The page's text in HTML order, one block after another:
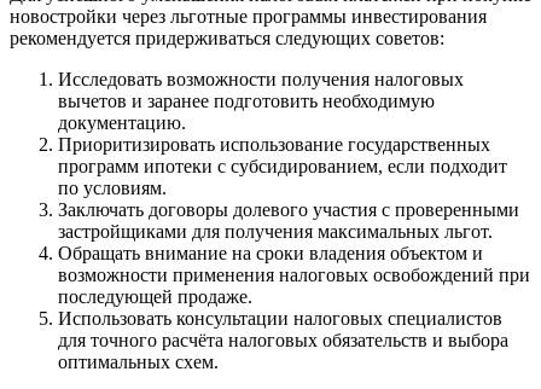
новостройки через льготные программы инвестирования
рекомендуется придерживаться следующих советов:
Исследовать возможности получения налоговых
вычетов и заранее подготовить необходимую
документацию.
Приоритизировать использование государственных
программ ипотеки с субсидированием, если подходит
по условиям.
Заключать договоры долевого участия с проверенными
застройщиками для получения максимальных льгот.
Обращать внимание на сроки владения объектом и
возможности применения налоговых освобождений при
последующей продаже.
Использовать консультации налоговых специалистов
для точного расчёта налоговых обязательств и выбора
оптимальных схем.